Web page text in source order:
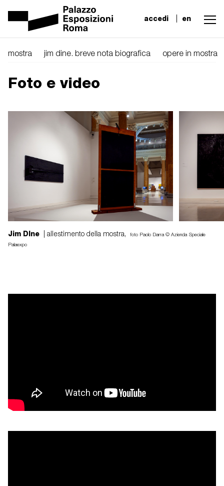
accedi en
mostra jim dine. breve nota biografica opere in mostra
Foto e video
Jim DIne | allestimento della mostra, foto Paolo Darra © Azienda Speciale
Palaexpo